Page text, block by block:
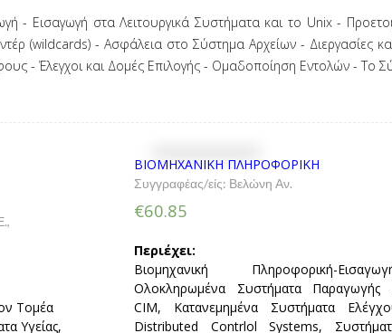
- Εισαγωγή στα Λειτουργικά Συστήματα και το Unix -
(wildcards) - Ασφάλεια στο Σύστημα Αρχείων - Διεργασίες
- Έλεγχοι και Δομές Επιλογής - Ομαδοποίηση Εντολών - Το
,
Τομέα
Υγείας,
ΒΙΟΜΗΧΑΝΙΚΗ ΠΛΗΡΟΦΟΡΙΚΗ
Συγγραφέας/είς: Βελώνη Αν.
€60.85
Περιέχει:
Βιομηχανική Πληροφορική-
Ολοκληρωμένα Συστήματα Παραγωγής
CIM, Κατανεμημένα Συστήματα
Distributed Contrlol Systems,